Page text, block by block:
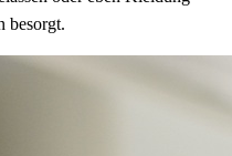
besorgt.